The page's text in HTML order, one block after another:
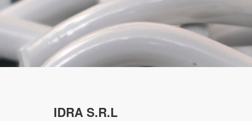
IDRA S.R.L